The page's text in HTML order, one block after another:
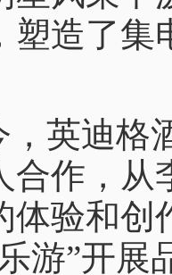
塑造了集
，英迪格
合作，从
体验和创
游”开展